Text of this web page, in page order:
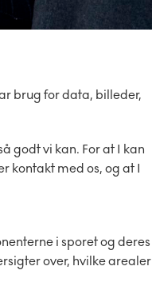
brug for data, billeder,
godt vi kan. For at I kan
kontakt med os, og at I
i sporet og deres
over, hvilke arealer